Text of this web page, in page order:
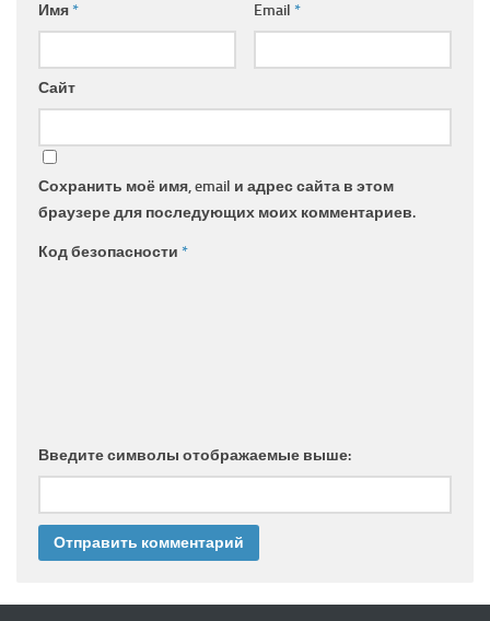
Имя* Email *
Сайт
Сохранить моё имя, email и адрес сайта в этом
браузере для последующих моих комментариев.
Код безопасности *
Введите символы отображаемые выше: